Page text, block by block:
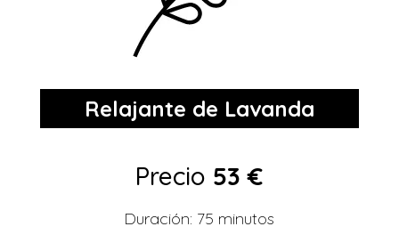
Relajante de Lavanda
Precio 53 €
Duración: 75 minutos